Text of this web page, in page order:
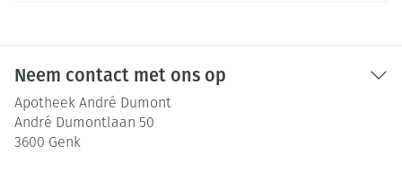
Neem contact met ons op
Apotheek André Dumont
André Dumontlaan 50
3600 Genk